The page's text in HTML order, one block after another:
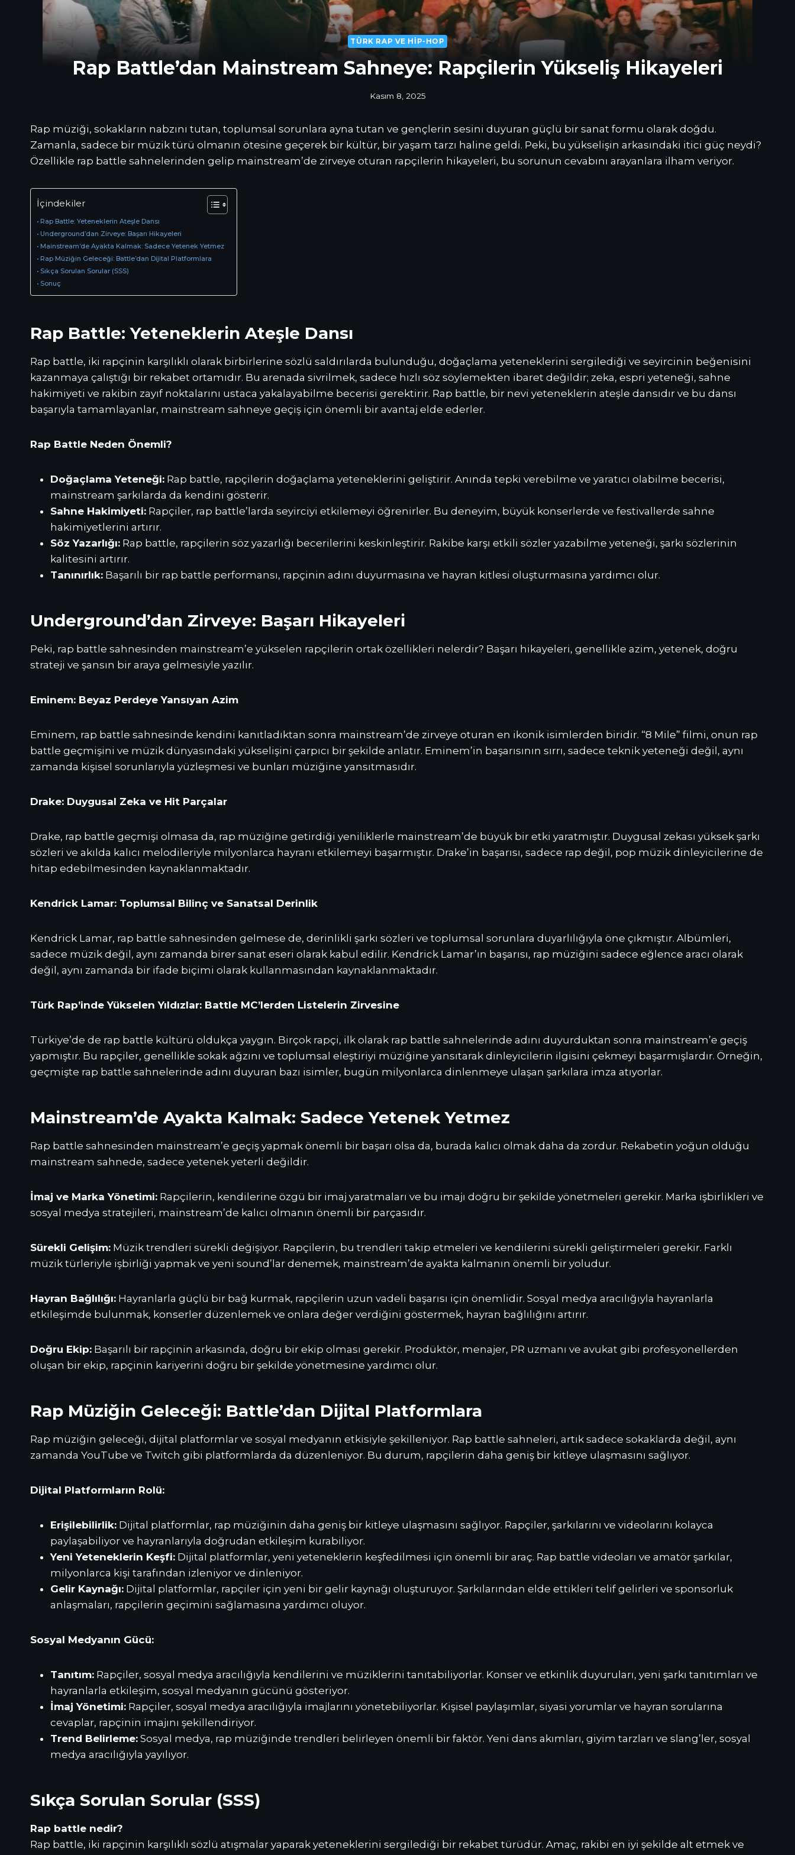
TÜRK RAP VE HIP-HOP
Rap Battle’dan Mainstream Sahneye: Rapçilerin Yükseliş Hikayeleri
Kasım 8, 2025
Rap müziği, sokakların nabzını tutan, toplumsal sorunlara ayna tutan ve gençlerin sesini duyuran güçlü bir sanat formu olarak doğdu.
Zamanla, sadece bir müzik türü olmanın ötesine geçerek bir kültür, bir yaşam tarzı haline geldi. Peki, bu yükselişin arkasındaki itici güç neydi?
Özellikle rap battle sahnelerinden gelip mainstream’de zirveye oturan rapçilerin hikayeleri, bu sorunun cevabını arayanlara ilham veriyor.
İçindekiler
Rap Battle: Yeteneklerin Ateşle Dansı
Underground’dan Zirveye: Başarı Hikayeleri
Mainstream’de Ayakta Kalmak: Sadece Yetenek Yetmez
Rap Müziğin Geleceği: Battle’dan Dijital Platformlara
Sıkça Sorulan Sorular (SSS)
Sonuç
Rap Battle: Yeteneklerin Ateşle Dansı
Rap battle, iki rapçinin karşılıklı olarak birbirlerine sözlü saldırılarda bulunduğu, doğaçlama yeteneklerini sergilediği ve seyircinin beğenisini
kazanmaya çalıştığı bir rekabet ortamıdır. Bu arenada sivrilmek, sadece hızlı söz söylemekten ibaret değildir; zeka, espri yeteneği, sahne
hakimiyeti ve rakibin zayıf noktalarını ustaca yakalayabilme becerisi gerektirir. Rap battle, bir nevi yeteneklerin ateşle dansıdır ve bu dansı
başarıyla tamamlayanlar, mainstream sahneye geçiş için önemli bir avantaj elde ederler.
Rap Battle Neden Önemli?
Doğaçlama Yeteneği: Rap battle, rapçilerin doğaçlama yeteneklerini geliştirir. Anında tepki verebilme ve yaratıcı olabilme becerisi,
mainstream şarkılarda da kendini gösterir.
Sahne Hakimiyeti: Rapçiler, rap battle’larda seyirciyi etkilemeyi öğrenirler. Bu deneyim, büyük konserlerde ve festivallerde sahne
hakimiyetlerini artırır.
Söz Yazarlığı: Rap battle, rapçilerin söz yazarlığı becerilerini keskinleştirir. Rakibe karşı etkili sözler yazabilme yeteneği, şarkı sözlerinin
kalitesini artırır.
Tanınırlık: Başarılı bir rap battle performansı, rapçinin adını duyurmasına ve hayran kitlesi oluşturmasına yardımcı olur.
Underground’dan Zirveye: Başarı Hikayeleri
Peki, rap battle sahnesinden mainstream’e yükselen rapçilerin ortak özellikleri nelerdir? Başarı hikayeleri, genellikle azim, yetenek, doğru
strateji ve şansın bir araya gelmesiyle yazılır.
Eminem: Beyaz Perdeye Yansıyan Azim
Eminem, rap battle sahnesinde kendini kanıtladıktan sonra mainstream’de zirveye oturan en ikonik isimlerden biridir. “8 Mile” filmi, onun rap
battle geçmişini ve müzik dünyasındaki yükselişini çarpıcı bir şekilde anlatır. Eminem’in başarısının sırrı, sadece teknik yeteneği değil, aynı
zamanda kişisel sorunlarıyla yüzleşmesi ve bunları müziğine yansıtmasıdır.
Drake: Duygusal Zeka ve Hit Parçalar
Drake, rap battle geçmişi olmasa da, rap müziğine getirdiği yeniliklerle mainstream’de büyük bir etki yaratmıştır. Duygusal zekası yüksek şarkı
sözleri ve akılda kalıcı melodileriyle milyonlarca hayranı etkilemeyi başarmıştır. Drake’in başarısı, sadece rap değil, pop müzik dinleyicilerine de
hitap edebilmesinden kaynaklanmaktadır.
Kendrick Lamar: Toplumsal Bilinç ve Sanatsal Derinlik
Kendrick Lamar, rap battle sahnesinden gelmese de, derinlikli şarkı sözleri ve toplumsal sorunlara duyarlılığıyla öne çıkmıştır. Albümleri,
sadece müzik değil, aynı zamanda birer sanat eseri olarak kabul edilir. Kendrick Lamar’ın başarısı, rap müziğini sadece eğlence aracı olarak
değil, aynı zamanda bir ifade biçimi olarak kullanmasından kaynaklanmaktadır.
Türk Rap’inde Yükselen Yıldızlar: Battle MC’lerden Listelerin Zirvesine
Türkiye’de de rap battle kültürü oldukça yaygın. Birçok rapçi, ilk olarak rap battle sahnelerinde adını duyurduktan sonra mainstream’e geçiş
yapmıştır. Bu rapçiler, genellikle sokak ağzını ve toplumsal eleştiriyi müziğine yansıtarak dinleyicilerin ilgisini çekmeyi başarmışlardır. Örneğin,
geçmişte rap battle sahnelerinde adını duyuran bazı isimler, bugün milyonlarca dinlenmeye ulaşan şarkılara imza atıyorlar.
Mainstream’de Ayakta Kalmak: Sadece Yetenek Yetmez
Rap battle sahnesinden mainstream’e geçiş yapmak önemli bir başarı olsa da, burada kalıcı olmak daha da zordur. Rekabetin yoğun olduğu
mainstream sahnede, sadece yetenek yeterli değildir.
İmaj ve Marka Yönetimi: Rapçilerin, kendilerine özgü bir imaj yaratmaları ve bu imajı doğru bir şekilde yönetmeleri gerekir. Marka işbirlikleri ve
sosyal medya stratejileri, mainstream’de kalıcı olmanın önemli bir parçasıdır.
Sürekli Gelişim: Müzik trendleri sürekli değişiyor. Rapçilerin, bu trendleri takip etmeleri ve kendilerini sürekli geliştirmeleri gerekir. Farklı
müzik türleriyle işbirliği yapmak ve yeni sound’lar denemek, mainstream’de ayakta kalmanın önemli bir yoludur.
Hayran Bağlılığı: Hayranlarla güçlü bir bağ kurmak, rapçilerin uzun vadeli başarısı için önemlidir. Sosyal medya aracılığıyla hayranlarla
etkileşimde bulunmak, konserler düzenlemek ve onlara değer verdiğini göstermek, hayran bağlılığını artırır.
Doğru Ekip: Başarılı bir rapçinin arkasında, doğru bir ekip olması gerekir. Prodüktör, menajer, PR uzmanı ve avukat gibi profesyonellerden
oluşan bir ekip, rapçinin kariyerini doğru bir şekilde yönetmesine yardımcı olur.
Rap Müziğin Geleceği: Battle’dan Dijital Platformlara
Rap müziğin geleceği, dijital platformlar ve sosyal medyanın etkisiyle şekilleniyor. Rap battle sahneleri, artık sadece sokaklarda değil, aynı
zamanda YouTube ve Twitch gibi platformlarda da düzenleniyor. Bu durum, rapçilerin daha geniş bir kitleye ulaşmasını sağlıyor.
Dijital Platformların Rolü:
Erişilebilirlik: Dijital platformlar, rap müziğinin daha geniş bir kitleye ulaşmasını sağlıyor. Rapçiler, şarkılarını ve videolarını kolayca
paylaşabiliyor ve hayranlarıyla doğrudan etkileşim kurabiliyor.
Yeni Yeteneklerin Keşfi: Dijital platformlar, yeni yeteneklerin keşfedilmesi için önemli bir araç. Rap battle videoları ve amatör şarkılar,
milyonlarca kişi tarafından izleniyor ve dinleniyor.
Gelir Kaynağı: Dijital platformlar, rapçiler için yeni bir gelir kaynağı oluşturuyor. Şarkılarından elde ettikleri telif gelirleri ve sponsorluk
anlaşmaları, rapçilerin geçimini sağlamasına yardımcı oluyor.
Sosyal Medyanın Gücü:
Tanıtım: Rapçiler, sosyal medya aracılığıyla kendilerini ve müziklerini tanıtabiliyorlar. Konser ve etkinlik duyuruları, yeni şarkı tanıtımları ve
hayranlarla etkileşim, sosyal medyanın gücünü gösteriyor.
İmaj Yönetimi: Rapçiler, sosyal medya aracılığıyla imajlarını yönetebiliyorlar. Kişisel paylaşımlar, siyasi yorumlar ve hayran sorularına
cevaplar, rapçinin imajını şekillendiriyor.
Trend Belirleme: Sosyal medya, rap müziğinde trendleri belirleyen önemli bir faktör. Yeni dans akımları, giyim tarzları ve slang’ler, sosyal
medya aracılığıyla yayılıyor.
Sıkça Sorulan Sorular (SSS)
Rap battle nedir?
Rap battle, iki rapçinin karşılıklı sözlü atışmalar yaparak yeteneklerini sergilediği bir rekabet türüdür. Amaç, rakibi en iyi şekilde alt etmek ve